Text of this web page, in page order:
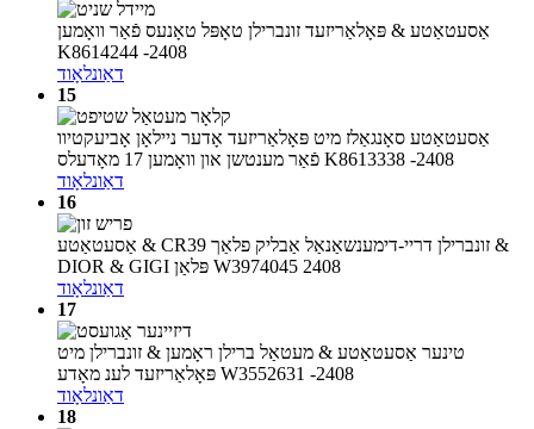
אַסעטאַטע & פּאָלאַריזעד זונברילן טאָפּל טאָנעס פֿאַר וואָמען
K8614244 -2408
דאַונלאָוד
15
אַסעטאַטע סאָנגאַלז מיט פּאָלאַריזעד אָדער ניילאָן אָביעקטיוו
פֿאַר מענטשן און וואָמען 17 מאָדעלס K8613338 -2408
דאַונלאָוד
16
אַסעטאַטע & CR39 זונברילן דריי-דימענשאַנאַל אַבליק פלאַך &
DIOR & GIGI פּלאַן W3974045 2408
דאַונלאָוד
17
טינער אַסעטאַטע & מעטאַל ברילן ראָמען & זונברילן מיט
פּאָלאַריזעד לענ מאָדע W3552631 -2408
דאַונלאָוד
18